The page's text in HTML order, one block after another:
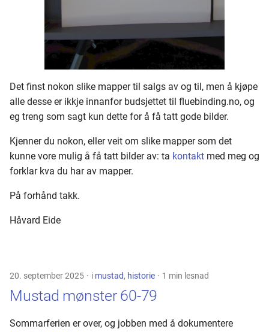
Blind eye samling
Blind eye laks
Tørrfluer
Det finst nokon slike mapper til salgs av og til, men å kjøpe
alle desse er ikkje innanfor budsjettet til fluebinding.no, og
eg treng som sagt kun dette for å få tatt gode bilder.
Kjenner du nokon, eller veit om slike mapper som det
kunne vore mulig å få tatt bilder av: ta kontakt med meg og
forklar kva du har av mapper.
På forhånd takk.
Håvard Eide
20. september 2025 i mustad, historie 1 min lesnad
Mustad mønster 60-79
Sommarferien er over, og jobben med å dokumentere